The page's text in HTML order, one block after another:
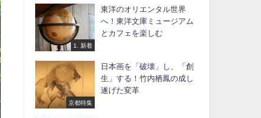
1. 新着
東洋のオリエンタル世界
へ！東洋文庫ミュージアム
とカフェを楽しむ
京都特集
日本画を「破壊」し、「創
生」する！竹内栖鳳の成し
遂げた変革